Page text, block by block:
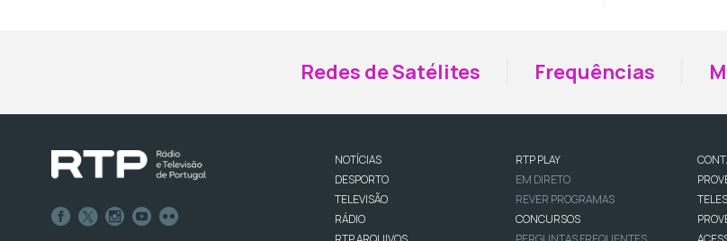
Redes de Satélites Frequências
NOTÍCIAS
DESPORTO
TELEVISÃO
RÁDIO
RTP PLAY
EM DIRETO
REVER PROGRAMAS
CONCURSOS